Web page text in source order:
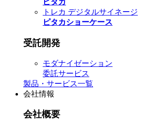
ピタカ
トレカ デジタルサイネージ
ピタカショーケース
受託開発
モダナイゼーション
委託サービス
製品・サービス一覧
会社情報
会社概要